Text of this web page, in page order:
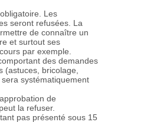
Les
seront refusées. La
de connaître un
et surtout ses
par exemple.
des demandes
(astuces, bricolage,
systématiquement
de
la refuser.
pas présenté sous 15